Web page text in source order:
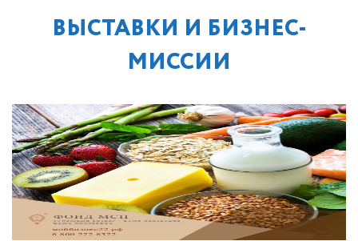
ВЫСТАВКИ И БИЗНЕС-
МИССИИ